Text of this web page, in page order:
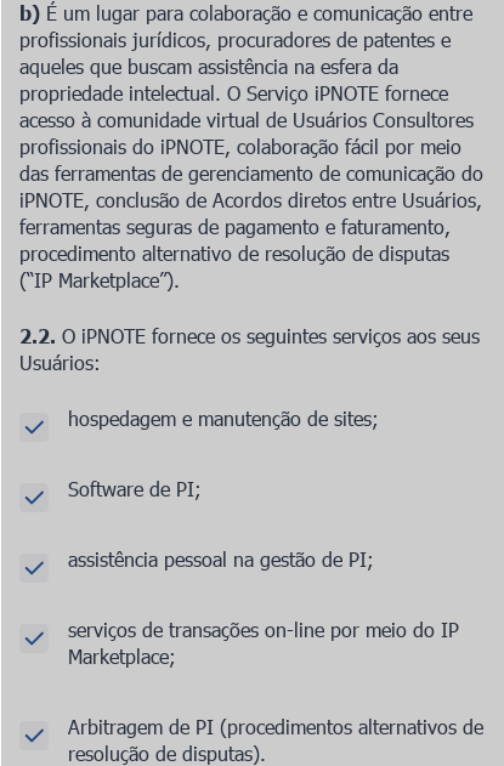
b) É um lugar para colaboração e comunicação entre
profissionais jurídicos, procuradores de patentes e
aqueles que buscam assistência na esfera da
propriedade intelectual. O Serviço iPNOTE fornece
acesso à comunidade virtual de Usuários Consultores
profissionais do iPNOTE, colaboração fácil por meio
das ferramentas de gerenciamento de comunicação do
iPNOTE, conclusão de Acordos diretos entre Usuários,
ferramentas seguras de pagamento e faturamento,
procedimento alternativo de resolução de disputas
(“IP Marketplace”).
2.2. O iPNOTE fornece os seguintes serviços aos seus
Usuários:
hospedagem e manutenção de sites;
Software de PI;
assistência pessoal na gestão de PI;
serviços de transações on-line por meio do IP
Marketplace;
Arbitragem de PI (procedimentos alternativos de
resolução de disputas).